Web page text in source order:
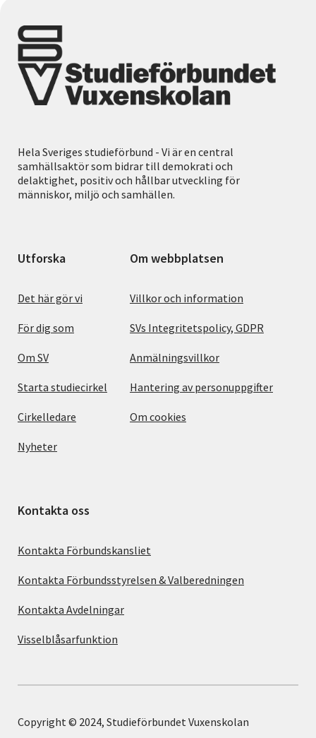
Hela Sveriges studieförbund - Vi är en central
samhällsaktör som bidrar till demokrati och
delaktighet, positiv och hållbar utveckling för
människor, miljö och samhällen.
Utforska
Det här gör vi
För dig som
Om SV
Starta studiecirkel
Cirkelledare
Nyheter
Om webbplatsen
Villkor och information
SVs Integritetspolicy, GDPR
Anmälningsvillkor
Hantering av personuppgifter
Om cookies
Kontakta oss
Kontakta Förbundskansliet
Kontakta Förbundsstyrelsen & Valberedningen
Kontakta Avdelningar
Visselblåsarfunktion
Copyright © 2024, Studieförbundet Vuxenskolan